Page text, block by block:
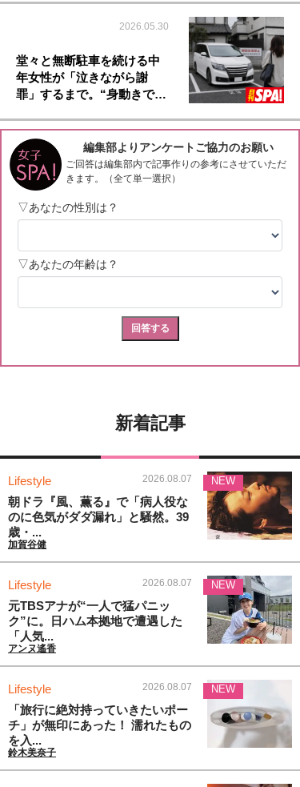
2026.05.30
堂々と無断駐車を続ける中
年女性が「泣きながら謝
罪」するまで。“身動きで…
新着記事
Lifestyle 2026.08.07
朝ドラ『風、薫る』で「病人役な
のに色気がダダ漏れ」と騒然。39
歳・...
加賀谷健
NEW
Lifestyle 2026.08.07
元TBSアナが“一人で猛パニッ
ク”に。日ハム本拠地で遭遇した
「人気...
アンヌ遙香
NEW
Lifestyle 2026.08.07
「旅行に絶対持っていきたいポー
チ」が無印にあった！ 濡れたもの
を入...
鈴木美奈子
NEW